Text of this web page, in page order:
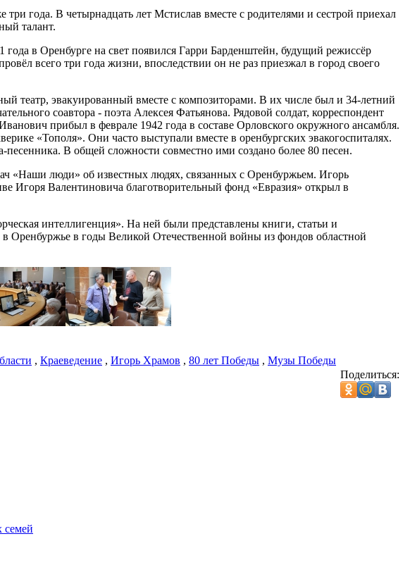
года. В четырнадцать лет Мстислав вместе с родителями и сестрой приехал
талант.
года в Оренбурге на свет появился Гарри Барденштейн, будущий режиссёр
всего три года жизни, впоследствии он не раз приезжал в город своего
театр, эвакуированный вместе с композиторами. В их числе был и 34-летний
соавтора - поэта Алексея Фатьянова. Рядовой солдат, корреспондент
прибыл в феврале 1942 года в составе Орловского окружного ансамбля.
«Тополя». Они часто выступали вместе в оренбургских эвакогоспиталях.
песенника. В общей сложности совместно ими создано более 80 песен.
«Наши люди» об известных людях, связанных с Оренбуржьем. Игорь
Игоря Валентиновича благотворительный фонд «Евразия» открыл в
интеллигенция». На ней были представлены книги, статьи и
Оренбуржье в годы Великой Отечественной войны из фондов областной
, Краеведение , Игорь Храмов , 80 лет Победы , Музы Победы
Поделиться: